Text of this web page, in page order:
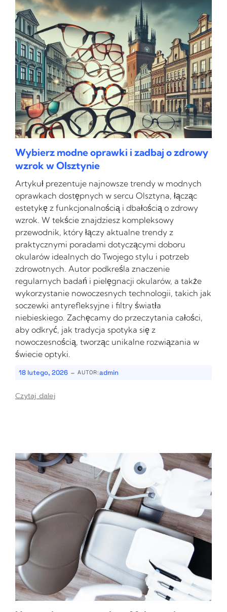
Wybierz modne oprawki i zadbaj o zdrowy
wzrok w Olsztynie
Artykuł prezentuje najnowsze trendy w modnych
oprawkach dostępnych w sercu Olsztyna, łącząc
estetykę z funkcjonalnością i dbałością o zdrowy
wzrok. W tekście znajdziesz kompleksowy
przewodnik, który łączy aktualne trendy z
praktycznymi poradami dotyczącymi doboru
okularów idealnych do Twojego stylu i potrzeb
zdrowotnych. Autor podkreśla znaczenie
regularnych badań i pielęgnacji okularów, a także
wykorzystanie nowoczesnych technologii, takich jak
soczewki antyrefleksyjne i filtry światła
niebieskiego. Zachęcamy do przeczytania całości,
aby odkryć, jak tradycja spotyka się z
nowoczesnością, tworząc unikalne rozwiązania w
świecie optyki.
18 lutego, 2026 - AUTOR:admin
Czytaj dalej